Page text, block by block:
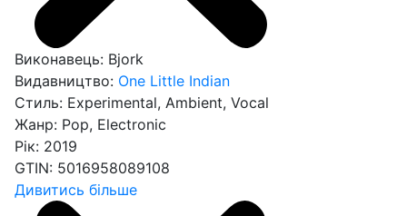
Виконавець: Bjork
Видавництво: One Little Indian
Стиль: Experimental, Ambient, Vocal
Жанр: Pop, Electronic
Рік: 2019
GTIN: 5016958089108
Дивитись більше